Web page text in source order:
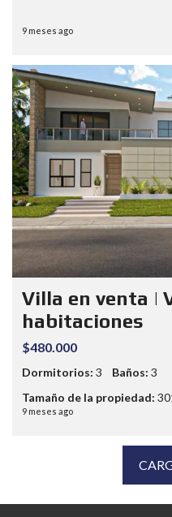
9 meses ago
Villa en venta |
habitaciones
$480.000
Dormitorios: 3 Baños: 3
Tamaño de la propiedad:
9 meses ago